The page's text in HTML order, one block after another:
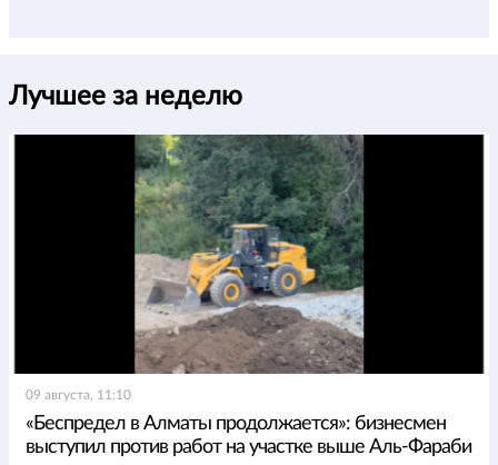
Лучшее за неделю
09 августа, 11:10
«Беспредел в Алматы продолжается»: бизнесмен
выступил против работ на участке выше Аль-Фараби